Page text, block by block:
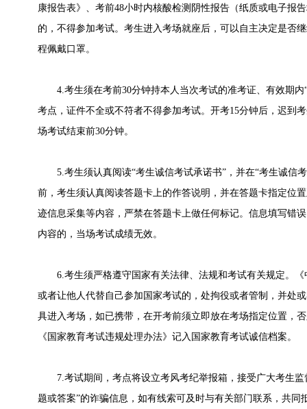
康报告表》、考前48小时内核酸检测阴性报告（纸质或电子报
的，不得参加考试。考生进入考场就座后，可以自主决定是否
程佩戴口罩。
4.考生须在考前30分钟持本人当次考试的准考证、有效期内
考点，证件不全或不符者不得参加考试。开考15分钟后，迟到
场考试结束前30分钟。
5.考生须认真阅读“考生诚信考试承诺书”，并在“考生诚信
前，考生须认真阅读答题卡上的作答说明，并在答题卡指定位
迹信息采集等内容，严禁在答题卡上做任何标记。信息填写错
内容的，当场考试成绩无效。
6.考生须严格遵守国家有关法律、法规和考试有关规定。《
或者让他人代替自己参加国家考试的，处拘役或者管制，并处
具进入考场，如已携带，在开考前须立即放在考场指定位置，
《国家教育考试违规处理办法》记入国家教育考试诚信档案。
7.考试期间，考点将设立考风考纪举报箱，接受广大考生监
题或答案”的诈骗信息，如有线索可及时与有关部门联系，共同